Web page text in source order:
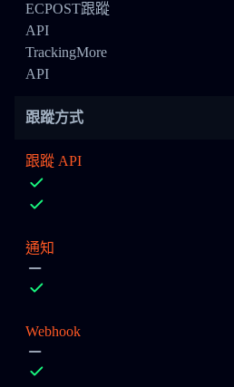
ECPOST跟蹤
API
TrackingMore
API
跟蹤方式
跟蹤 API
通知
Webhook